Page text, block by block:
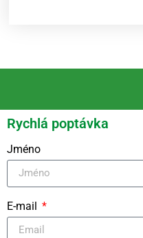
Rychlá poptávka
Jméno
E-mail